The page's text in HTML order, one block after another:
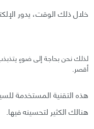
خلال ذلك الوقت، يدور
لذلك نحن بحاجة إلى ضوءٍ
أقصر.
هذه التقنية المستخدمة
هنالك الكثير لتحسينه فيها.